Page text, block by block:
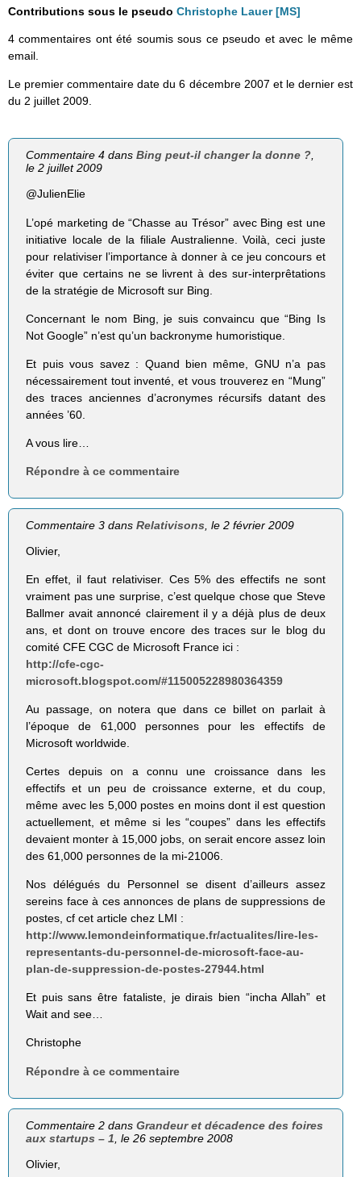
Contributions sous le pseudo Christophe Lauer [MS]
4 commentaires ont été soumis sous ce pseudo et avec le même
email.
Le premier commentaire date du 6 décembre 2007 et le dernier est
du 2 juillet 2009.
Commentaire 4 dansBing peut-il changer la donne ?,
le 2 juillet 2009
@JulienElie
L’opé marketing de “Chasse au Trésor” avec Bing est une
initiative locale de la filiale Australienne. Voilà, ceci juste
pour relativiser l’importance à donner à ce jeu concours et
éviter que certains ne se livrent à des sur-interprêtations
de la stratégie de Microsoft sur Bing.
Concernant le nom Bing, je suis convaincu que “Bing Is
Not Google” n’est qu’un backronyme humoristique.
Et puis vous savez : Quand bien même, GNU n’a pas
nécessairement tout inventé, et vous trouverez en “Mung”
des traces anciennes d’acronymes récursifs datant des
années ’60.
A vous lire…
Répondre à ce commentaire
Commentaire 3 dansRelativisons , le 2 février 2009
Olivier,
En effet, il faut relativiser. Ces 5% des effectifs ne sont
vraiment pas une surprise, c’est quelque chose que Steve
Ballmer avait annoncé clairement il y a déjà plus de deux
ans, et dont on trouve encore des traces sur le blog du
comité CFE CGC de Microsoft France ici :
http://cfe-cgc-
microsoft.blogspot.com/#115005228980364359
Au passage, on notera que dans ce billet on parlait à
l’époque de 61,000 personnes pour les effectifs de
Microsoft worldwide.
Certes depuis on a connu une croissance dans les
effectifs et un peu de croissance externe, et du coup,
même avec les 5,000 postes en moins dont il est question
actuellement, et même si les “coupes” dans les effectifs
devaient monter à 15,000 jobs, on serait encore assez loin
des 61,000 personnes de la mi-21006.
Nos délégués du Personnel se disent d’ailleurs assez
sereins face à ces annonces de plans de suppressions de
postes, cf cet article chez LMI :
http://www.lemondeinformatique.fr/actualites/lire-les-
representants-du-personnel-de-microsoft-face-au-
plan-de-suppression-de-postes-27944.html
Et puis sans être fataliste, je dirais bien “incha Allah” et
Wait and see…
Christophe
Répondre à ce commentaire
Commentaire 2 dansGrandeur et décadence des foires
aux startups – 1 , le 26 septembre 2008
Olivier,